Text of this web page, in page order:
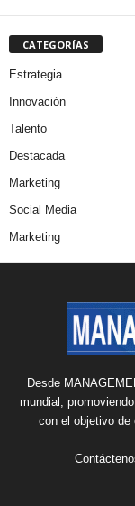
CATEGORÍAS
Estrategia
Innovación
Talento
Destacada
Marketing
Social Media
Marketing
Desde
mundial,
con el objetivo de